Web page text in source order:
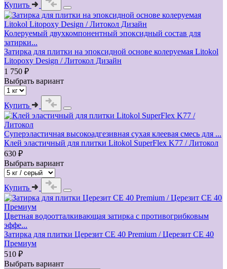
Купить
Колеруемый двухкомпонентный эпоксидный состав для
затирки...
Затирка для плитки на эпоксидной основе колеруемая Litokol
Litopoxy Design / Литокол Дизайн
1 750 ₽
Выбрать вариант
Купить
Суперэластичная высокоадгезивная сухая клеевая смесь для ...
Клей эластичный для плитки Litokol SuperFlex K77 / Литокол
630 ₽
Выбрать вариант
Купить
Цветная водоотталкивающая затирка с противогрибковым
эффе...
Затирка для плитки Церезит СЕ 40 Premium / Церезит СЕ 40
Премиум
510 ₽
Выбрать вариант